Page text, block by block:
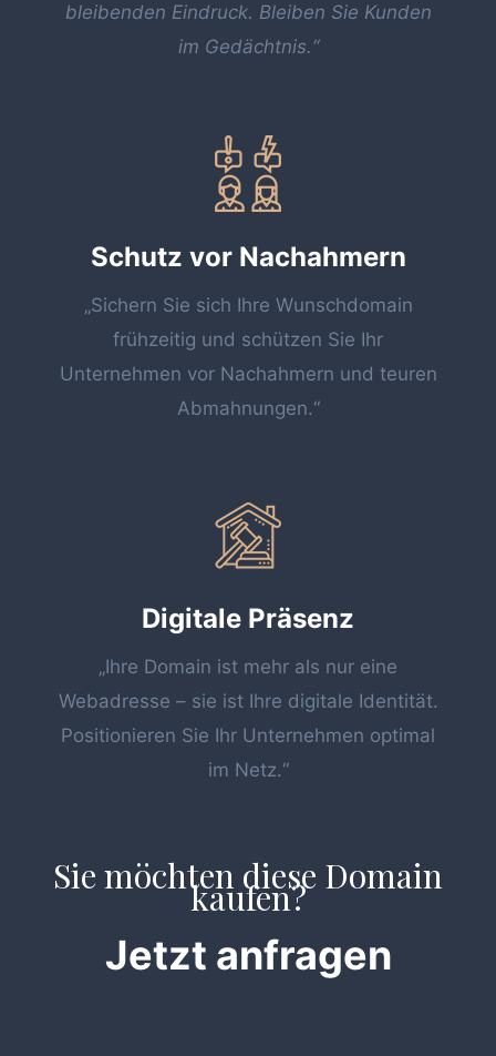
bleibenden Eindruck. Bleiben Sie Kunden
im Gedächtnis.“
Schutz vor Nachahmern
„Sichern Sie sich Ihre Wunschdomain
frühzeitig und schützen Sie Ihr
Unternehmen vor Nachahmern und teuren
Abmahnungen.“
Digitale Präsenz
„Ihre Domain ist mehr als nur eine
Webadresse – sie ist Ihre digitale Identität.
Positionieren Sie Ihr Unternehmen optimal
im Netz.“
Sie möchten diese Domain
kaufen?
Jetzt anfragen